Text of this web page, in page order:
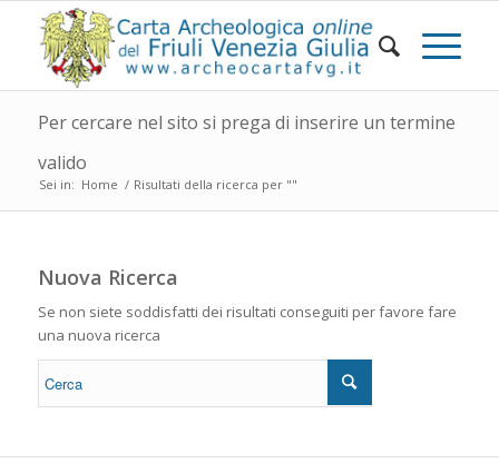
Per cercare nel sito si prega di inserire un termine
valido
Sei in: Home / Risultati della ricerca per ""
Nuova Ricerca
Se non siete soddisfatti dei risultati conseguiti per favore fare
una nuova ricerca